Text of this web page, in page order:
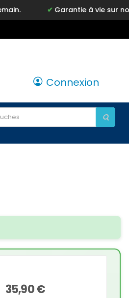
Garantie à vie sur notre
Connexion
35,90 €